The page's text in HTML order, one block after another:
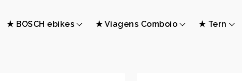
★ BOSCH ebikes ★ Viagens Comboio ★ Tern